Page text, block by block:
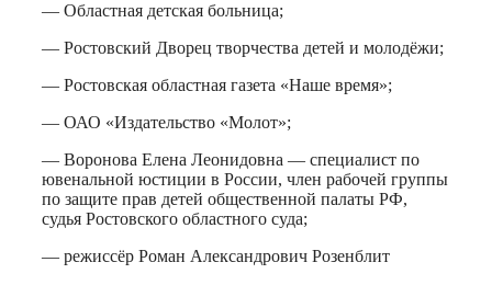
— Областная детская больница;
— Ростовский Дворец творчества детей и молодёжи;
— Ростовская областная газета «Наше время»;
— ОАО «Издательство «Молот»;
— Воронова Елена Леонидовна — специалист по
ювенальной юстиции в России, член рабочей группы
по защите прав детей общественной палаты РФ,
судья Ростовского областного суда;
— режиссёр Роман Александрович Розенблит